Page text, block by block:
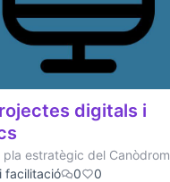
digitals i
pla estratègic del Canòdrom
facilitació
0 0